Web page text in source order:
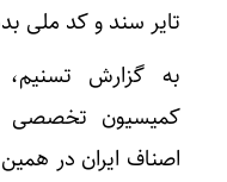
تایر سند و کد ملی
به گزارش
کمیسیون تخصصی
اصناف ایران در